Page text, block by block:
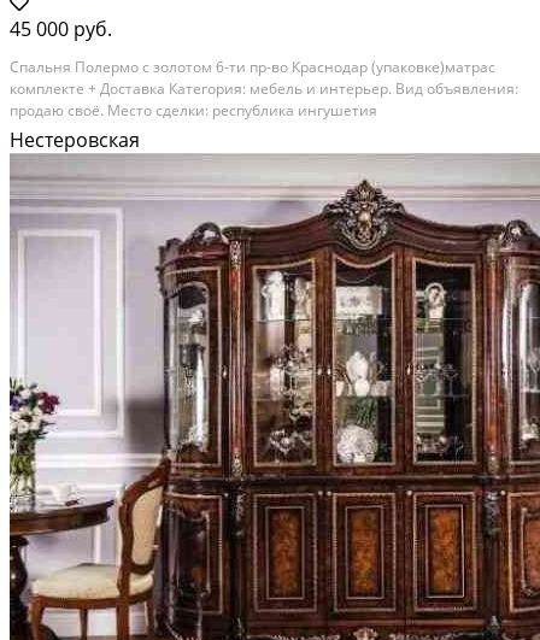
45 000 руб.
Спальня Полермо с золотом 6-ти пр-во Краснодар (упаковке)матрас
комплекте + Доставка Категория: мебель и интерьер. Вид объявления:
продаю своё. Место сделки: республика ингушетия
Нестеровская